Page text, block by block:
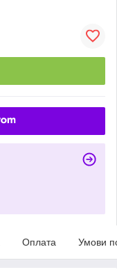
Оплата Умови